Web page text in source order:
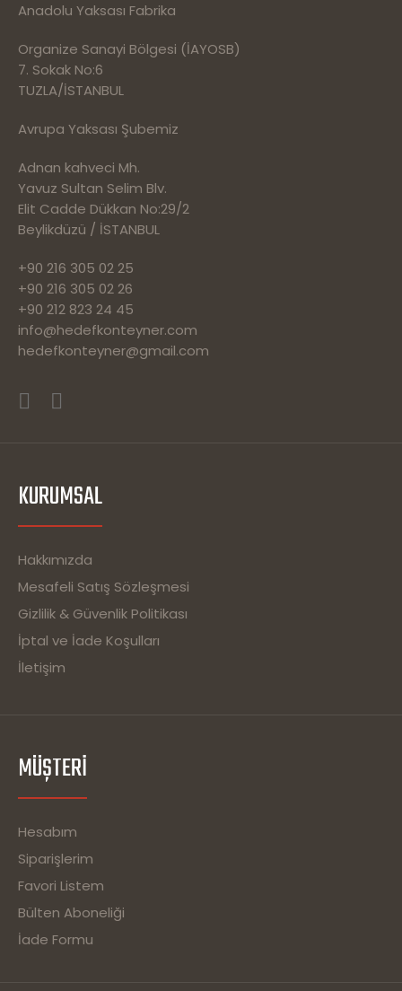
Anadolu Yaksası Fabrika
Organize Sanayi Bölgesi (İAYOSB)
7. Sokak No:6
TUZLA/İSTANBUL
Avrupa Yaksası Şubemiz
Adnan kahveci Mh.
Yavuz Sultan Selim Blv.
Elit Cadde Dükkan No:29/2
Beylikdüzü / İSTANBUL
+90 216 305 02 25
+90 216 305 02 26
+90 212 823 24 45
info@hedefkonteyner.com
hedefkonteyner@gmail.com
KURUMSAL
Hakkımızda
Mesafeli Satış Sözleşmesi
Gizlilik & Güvenlik Politikası
İptal ve İade Koşulları
İletişim
MÜŞTERI
Hesabım
Siparişlerim
Favori Listem
Bülten Aboneliği
İade Formu